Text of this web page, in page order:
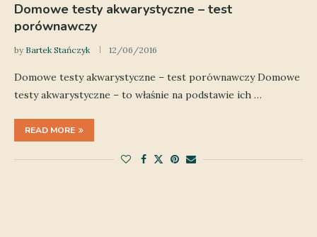
Domowe testy akwarystyczne – test
porównawczy
by Bartek Stańczyk 12/06/2016
Domowe testy akwarystyczne – test porównawczy Domowe
testy akwarystyczne – to właśnie na podstawie ich …
READ MORE